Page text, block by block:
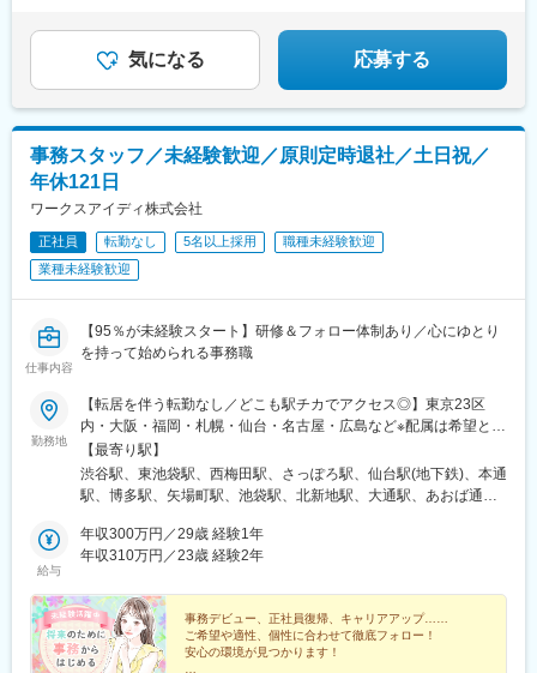
気になる 応募する
事務スタッフ／未経験歓迎／原則定時退社／土日祝／
年休121日
ワークスアイディ株式会社
正社員 転勤なし 5名以上採用
職種未経験歓迎
業種未経験歓迎
仕事内容
【95％が未経験スタート】研修＆フォロー体制あり／心にゆとり
を持って始められる事務職
勤務地
【転居を伴う転勤なし／どこも駅チカでアクセス◎】東京23区
内・大阪・福岡・札幌・仙台・名古屋・広島など※配属は希望と通
勤時間を踏まえて決定。【勤務地詳細】◆東京都 都内23区内◆
大阪府 大阪市北区、中央区など◆福岡県 福岡市中央区、博多
区、早良区、北九州市小倉北区など◆北海道 札幌市中央区など
県 広島市中区、南区など★スキルによって、リモートワークが
可能な配属先も！希望者は面接にてご相談ください。※フルリモー
ワークスアイディだから実現可能 ★
／…………………………………………………家族の転勤や引越し
があっても、各地に勤務地があるワークスアイディなら、仕事は
そのまま継続可能！例えば、配偶者の転勤や家族の介護などの理
【最寄り駅】
渋谷駅、東池袋駅、西梅田駅、さっぽろ駅、仙台駅(地下鉄)、本通
駅、博多駅、矢場町駅、池袋駅、北新地駅、大通駅、あおば通
駅、青葉通一番町駅、紙屋町西駅、栄町駅(愛知県)
給与
年収300万円／29歳 経験1年
年収310万円／23歳 経験2年
事務デビュー、正社員復帰、キャリアアップ……
ご希望や適性、個性に合わせて徹底フォロー！
安心の環境が見つかります！